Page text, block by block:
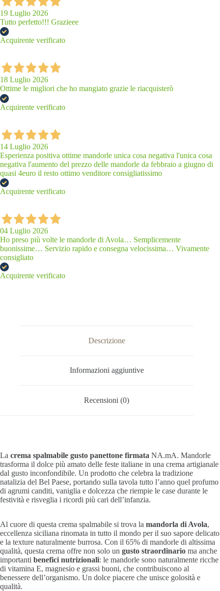
19 Luglio 2026
Tutto perfetto!!! Grazieee
Acquirente verificato
18 Luglio 2026
Ottime le migliori che ho mangiato grazie le riacquisterò
Acquirente verificato
14 Luglio 2026
Esperienza positiva ottime mandorle unica cosa negativa l'unica cosa
negativa l'aumento del prezzo delle mandorle da febbraio a giugno di
quasi 4euro il resto ottimo venditore consigliatissimo
Acquirente verificato
04 Luglio 2026
Ho preso più volte le mandorle di Avola… Semplicemente
buonissime… Servizio rapido e consegna velocissima… Vivamente
consigliato
Acquirente verificato
Descrizione
Informazioni aggiuntive
Recensioni (0)
La crema spalmabile gusto panettone firmata NA.mA. Mandorle
trasforma il dolce più amato delle feste italiane in una crema artigianale
dal gusto inconfondibile. Un prodotto che celebra la tradizione
natalizia del Bel Paese, portando sulla tavola tutto l’anno quel profumo
di agrumi canditi, vaniglia e dolcezza che riempie le case durante le
festività e risveglia i ricordi più cari dell’infanzia.
Al cuore di questa crema spalmabile si trova la mandorla di Avola,
eccellenza siciliana rinomata in tutto il mondo per il suo sapore delicato
e la texture naturalmente burrosa. Con il 65% di mandorle di altissima
qualità, questa crema offre non solo un gusto straordinario ma anche
importanti benefici nutrizionali: le mandorle sono naturalmente ricche
di vitamina E, magnesio e grassi buoni, che contribuiscono al
benessere dell’organismo. Un dolce piacere che unisce golosità e
qualità.